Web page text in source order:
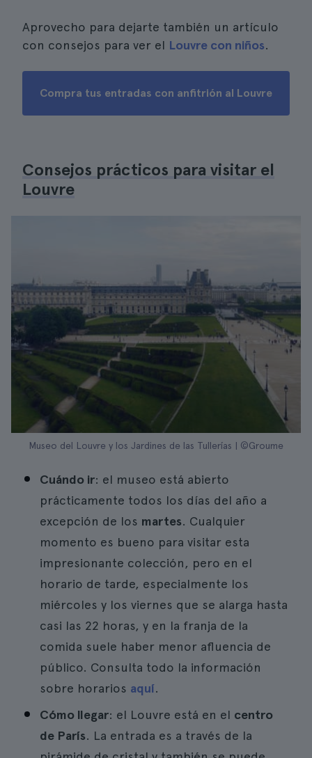
Aprovecho para dejarte también un artículo
con consejos para ver el Louvre con niños.
Compra tus entradas con anfitrión al Louvre
Consejos prácticos para visitar el
Louvre
Museo del Louvre y los Jardines de las Tullerías | ©Groume
Cuándo ir: el museo está abierto
prácticamente todos los días del año a
excepción de los martes. Cualquier
momento es bueno para visitar esta
impresionante colección, pero en el
horario de tarde, especialmente los
miércoles y los viernes que se alarga hasta
casi las 22 horas, y en la franja de la
comida suele haber menor afluencia de
público. Consulta todo la información
sobre horarios aquí.
Cómo llegar: el Louvre está en el centro
de París. La entrada es a través de la